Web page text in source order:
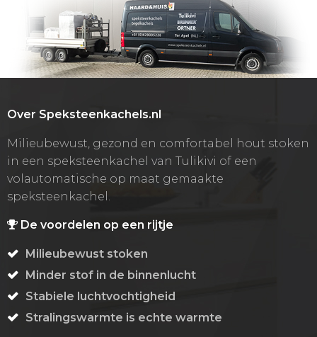
Over Speksteenkachels.nl
Milieubewust, gezond en comfortabel hout stoken
in een speksteenkachel van Tulikivi of een
volautomatische op maat gemaakte
speksteenkachel.
De voordelen op een rijtje
Milieubewust stoken
Minder stof in de binnenlucht
Stabiele luchtvochtigheid
Stralingswarmte is echte warmte